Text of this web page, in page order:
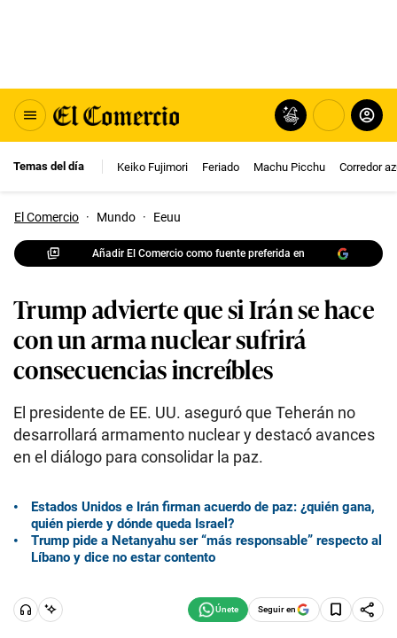
Temas del día Keiko Fujimori Feriado Machu Picchu Corredor
El Comercio · Mundo · Eeuu
Añadir El Comercio como fuente preferida en
Trump advierte que si Irán se hace
con un arma nuclear sufrirá
consecuencias increíbles
El presidente de EE. UU. aseguró que Teherán no
desarrollará armamento nuclear y destacó avances
en el diálogo para consolidar la paz.
Estados Unidos e Irán firman acuerdo de paz: ¿quién gana,
quién pierde y dónde queda Israel?
Trump pide a Netanyahu ser “más responsable” respecto al
Líbano y dice no estar contento
Seguir en